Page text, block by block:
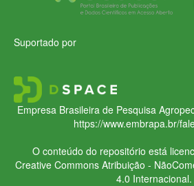
Suportado por
Empresa Brasileira de Pesquisa
https://www.embrapa.br/
O conteúdo do repositório está
Creative CommonsAtribuição -
4.0 Internacional.